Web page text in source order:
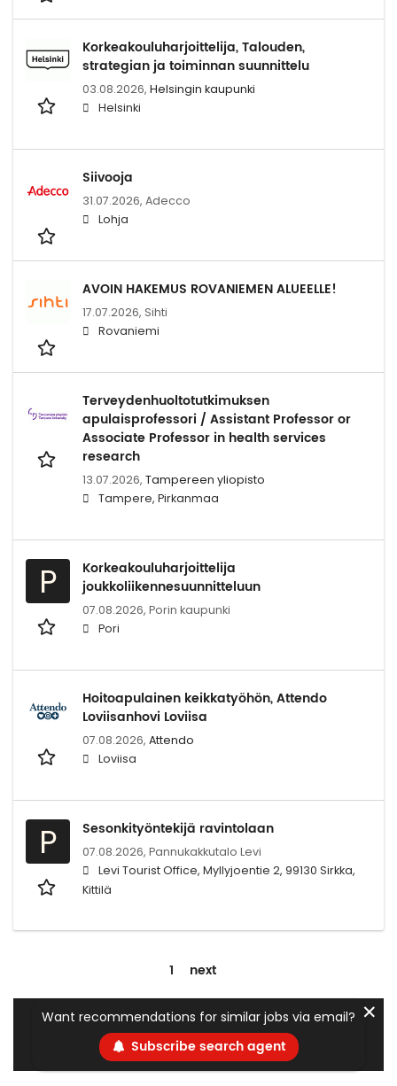
Korkeakouluharjoittelija, Talouden,
strategian ja toiminnan suunnittelu
03.08.2026, Helsingin kaupunki
Helsinki
Siivooja
31.07.2026, Adecco
Lohja
AVOIN HAKEMUS ROVANIEMEN ALUEELLE!
17.07.2026, Sihti
Rovaniemi
Terveydenhuoltotutkimuksen
apulaisprofessori / Assistant Professor or
Associate Professor in health services
research
13.07.2026, Tampereen yliopisto
Tampere, Pirkanmaa
P
Korkeakouluharjoittelija
joukkoliikennesuunnitteluun
07.08.2026, Porin kaupunki
Pori
Hoitoapulainen keikkatyöhön, Attendo
Loviisanhovi Loviisa
07.08.2026, Attendo
Loviisa
P Sesonkityöntekijä ravintolaan
07.08.2026, Pannukakkutalo Levi
Levi Tourist Office, Myllyjoentie 2, 99130 Sirkka,
Kittilä
1 next
Want recommendations for similar jobs via email?
Subscribe search agent
✕